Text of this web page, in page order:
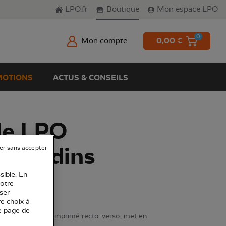
LPO.fr Boutique Mon espace LPO
Mon compte 0,00 € 0
ACTUS & CONSEILS
LPO
jardins
rectangulaire, imprimé recto-verso, met en
En
choix à
page de
sans accepter